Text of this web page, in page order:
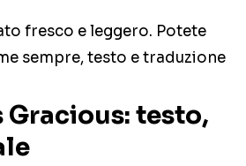
fresco e leggero. Potete
sempre, testo e traduzione
testo,